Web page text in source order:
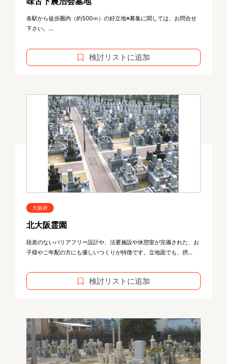
各駅から徒歩圏内（約500ｍ）の好立地※募集に関しては、お問合せ
下さい。...
検討リストに追加
大阪府
北大阪霊園
段差のないバリアフリー設計や、法要施設や休憩室が完備された、お
子様やご年配の方にも優しいつくりが特徴です。立地面でも、摂...
検討リストに追加